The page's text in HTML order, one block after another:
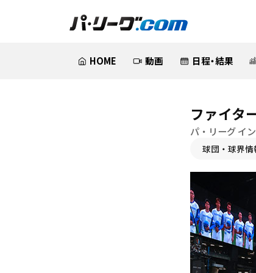
HOME 動画 日程・結果
ファイタ
パ・リーグ イ
球団・球界情